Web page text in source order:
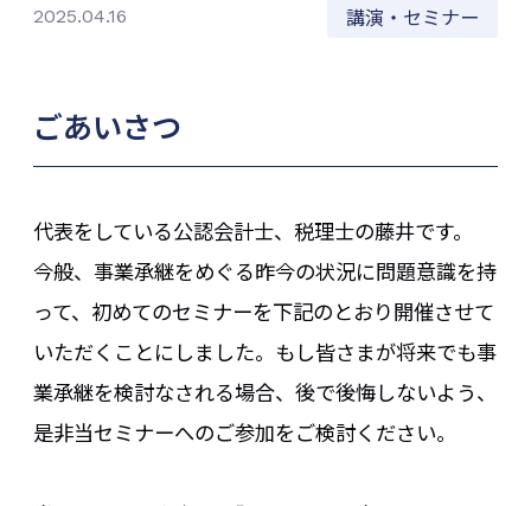
2025.04.16 講演・セミナー
ごあいさつ
代表をしている公認会計士、税理士の藤井です。
今般、事業承継をめぐる昨今の状況に問題意識を持
って、初めてのセミナーを下記のとおり開催させて
いただくことにしました。もし皆さまが将来でも事
業承継を検討なされる場合、後で後悔しないよう、
是非当セミナーへのご参加をご検討ください。